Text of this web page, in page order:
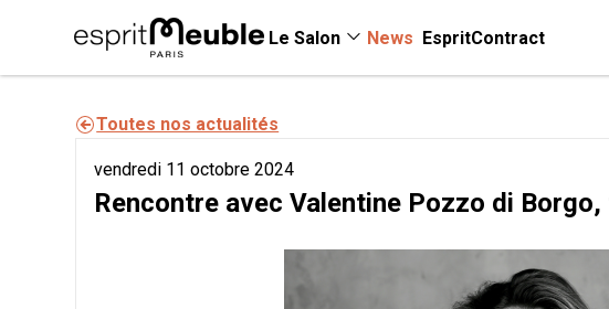
Le Salon News EspritContract
Toutes nos actualités
vendredi 11 octobre 2024
Rencontre avec Valentine Pozzo di